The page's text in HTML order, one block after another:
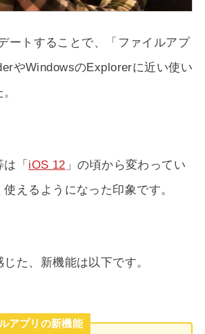
ートすることで、「ファイルアプ
やWindowsのExplorerに近い使い
「 iOS 12 」の頃から変わってい
えるようになった印象です。
た、新機能は以下です。
アプリの新機能